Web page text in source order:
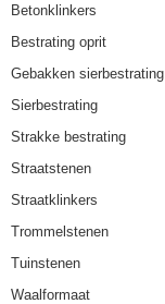
Betonklinkers
Bestrating oprit
Gebakken sierbestrating
Sierbestrating
Strakke bestrating
Straatstenen
Straatklinkers
Trommelstenen
Tuinstenen
Waalformaat